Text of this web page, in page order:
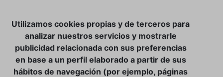
CLUB VINATER
CONTACTO
TIENDA ONLINE:
Utilizamos cookies propias y de terceros para
analizar nuestros servicios y mostrarle
publicidad relacionada con sus preferencias
en base a un perfil elaborado a partir de sus
hábitos de navegación (por ejemplo, páginas